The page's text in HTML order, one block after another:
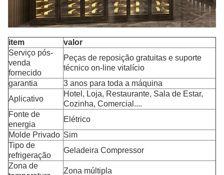
item
valor
Serviço pós-
venda
fornecido
Peças de reposição gratuitas e suporte
técnico on-line vitalício
garantia
3 anos para toda a máquina
Aplicativo
Hotel, Loja, Restaurante, Sala de Estar,
Cozinha, Comercial....
Fonte de
energia
Elétrico
Molde Privado Sim
Tipo de
refrigeração
Geladeira Compressor
Zona de
Zona múltipla